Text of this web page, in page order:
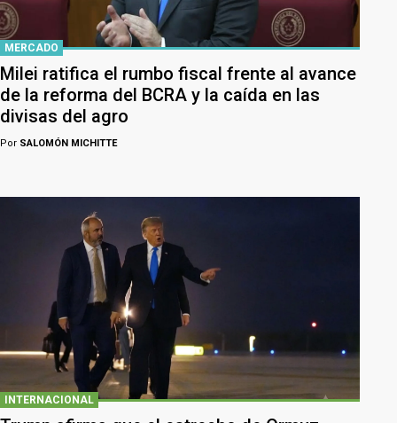
MERCADO
Milei ratifica el rumbo fiscal frente al avance
de la reforma del BCRA y la caída en las
divisas del agro
Por SALOMÓN MICHITTE
INTERNACIONAL